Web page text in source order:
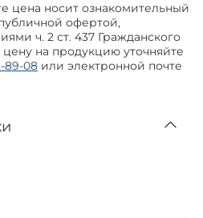
цена носит ознакомительный
офертой,
ч. 2 ст. 437 Гражданского
на продукцию уточняйте
89-08 или электронной почте